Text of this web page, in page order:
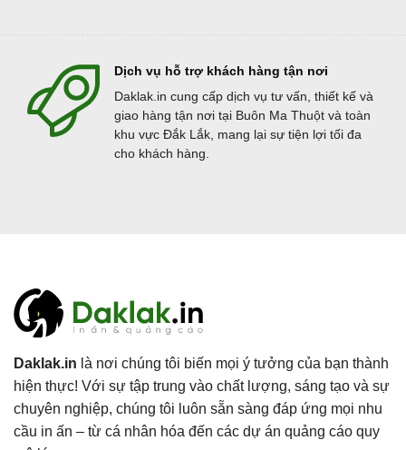
Dịch vụ hỗ trợ khách hàng tận nơi
Daklak.in cung cấp dịch vụ tư vấn, thiết kế và
giao hàng tận nơi tại Buôn Ma Thuột và toàn
khu vực Đắk Lắk, mang lại sự tiện lợi tối đa
cho khách hàng.
Daklak.in là nơi chúng tôi biến mọi ý tưởng của bạn thành
hiện thực! Với sự tập trung vào chất lượng, sáng tạo và sự
chuyên nghiệp, chúng tôi luôn sẵn sàng đáp ứng mọi nhu
cầu in ấn – từ cá nhân hóa đến các dự án quảng cáo quy